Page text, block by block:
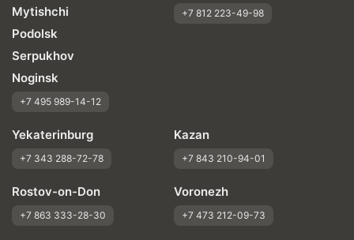
Mytishchi
Podolsk
Serpukhov
Noginsk
+7 495 989-14-12
+7 812 223-49-98
Yekaterinburg
+7 343 288-72-78
Kazan
+7 843 210-94-01
Rostov-on-Don
+7 863 333-28-30
Voronezh
+7 473 212-09-73